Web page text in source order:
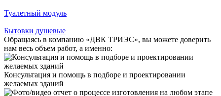
Туалетный модуль
Бытовки душевые
Обращаясь в компанию «ДВК ТРИЭС», вы можете доверить
нам весь объем работ, а именно:
Консультация и помощь в подборе и проектировании
желаемых зданий